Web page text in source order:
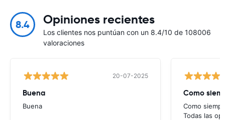
8.4 Opiniones recientes
Los clientes nos puntúan con un 8.4/10 de 108006
valoraciones
20-07-2025
Buena
Buena
Como
Como
Todas las